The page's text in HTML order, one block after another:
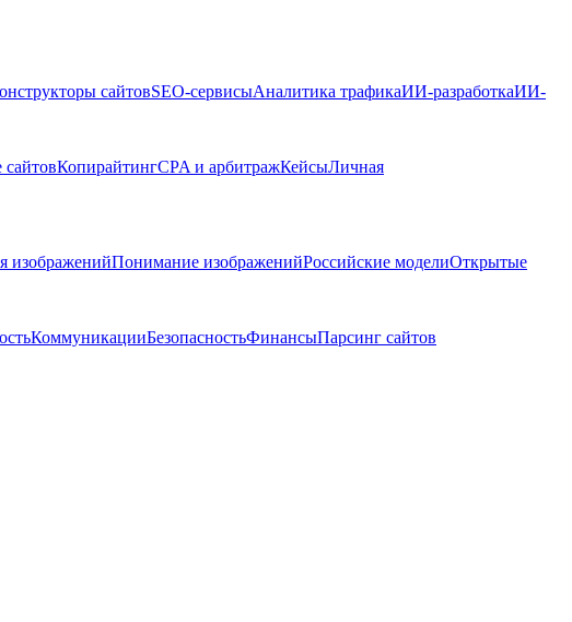
сайтовSEO-сервисыАналитика трафикаИИ-разработкаИИ-
сайтовКопирайтингCPA и арбитражКейсыЛичная
изображенийПонимание изображенийРоссийские моделиОткрытые
КоммуникацииБезопасностьФинансыПарсинг сайтов